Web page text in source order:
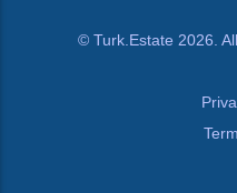
© Turk.Estate 2026.